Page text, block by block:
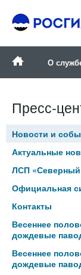
О
Пресс-
Новости и
Актуальные
ЛСП
Официальная
Контакты
Весеннее
дождевые
Весеннее
дождевые